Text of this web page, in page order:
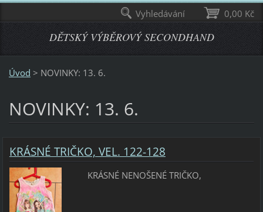
DĚTSKÝ VÝBĚROVÝ SECONDHAND
Úvod > NOVINKY: 13. 6.
NOVINKY: 13. 6.
KRÁSNÉ TRIČKO, VEL. 122-128
KRÁSNÉ NENOŠENÉ TRIČKO,
0,00 Kč
Vyhledávání